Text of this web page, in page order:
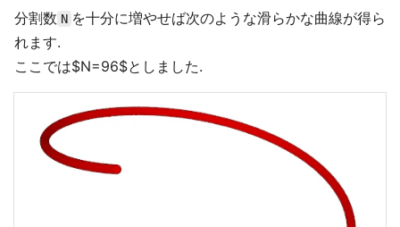
分割数 N を十分に増やせば次のような滑らかな曲線が得ら
れます.
ここでは$N=96$としました.